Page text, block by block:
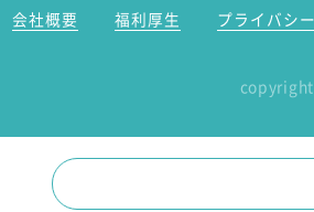
会社概要 福利厚生 プライバシ
copyright